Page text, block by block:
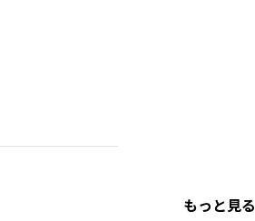
もっと見る